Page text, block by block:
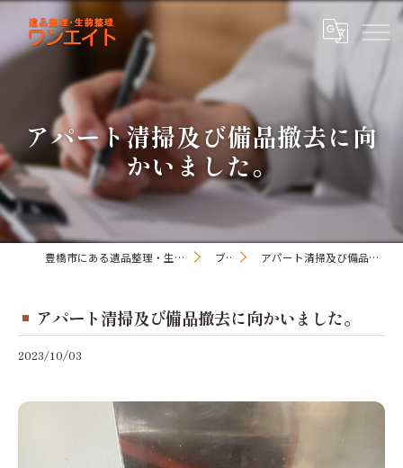
アパート清掃及び備品撤去に向
かいました。
豊橋市にある遺品整理・生前整理のワンオアエイト ブログ アパート清掃及び備品撤去に向かいました。
アパート清掃及び備品撤去に向かいました。
2023/10/03